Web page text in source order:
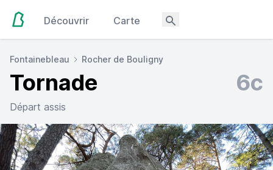
Découvrir Carte
Fontainebleau Rocher de Bouligny
Tornade 6c
Départ assis